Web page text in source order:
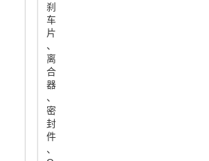
刹
车
片
、
离
合
器
、
密
封
件
、